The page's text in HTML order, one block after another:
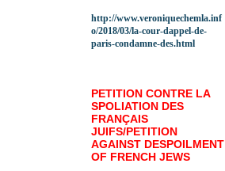
http://www.veroniquechemla.inf
o/2018/03/la-cour-dappel-de-
paris-condamne-des.html
PETITION CONTRE LA
SPOLIATION DES
FRANÇAIS
JUIFS/PETITION
AGAINST DESPOILMENT
OF FRENCH JEWS